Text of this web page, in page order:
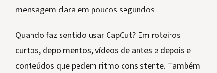
mensagem clara em poucos segundos.
Quando faz sentido usar CapCut? Em roteiros
curtos, depoimentos, vídeos de antes e depois e
conteúdos que pedem ritmo consistente. Também